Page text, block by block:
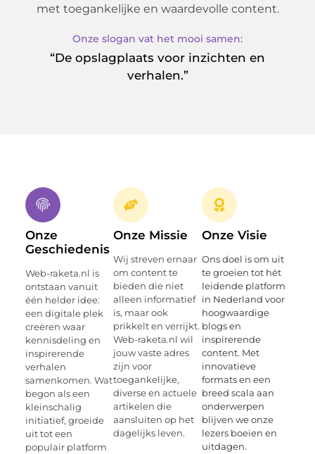
met toegankelijke en waardevolle content.
Onze slogan vat het mooi samen:
“De opslagplaats voor inzichten en
verhalen.”
Onze
Geschiedenis
Web-raketa.nl is
ontstaan vanuit
één helder idee:
een digitale plek
creëren waar
kennisdeling en
inspirerende
verhalen
samenkomen. Wat
begon als een
kleinschalig
initiatief, groeide
uit tot een
populair platform
Onze Missie
Wij streven ernaar
om content te
bieden die niet
alleen informatief
is, maar ook
prikkelt en verrijkt.
Web-raketa.nl wil
jouw vaste adres
zijn voor
toegankelijke,
diverse en actuele
artikelen die
aansluiten op het
dagelijks leven.
Onze Visie
Ons doel is om uit
te groeien tot hét
leidende platform
in Nederland voor
hoogwaardige
blogs en
inspirerende
content. Met
innovatieve
formats en een
breed scala aan
onderwerpen
blijven we onze
lezers boeien en
uitdagen.